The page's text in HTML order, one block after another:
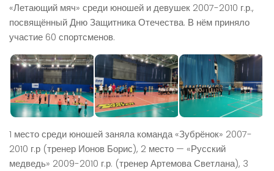
«Летающий мяч» среди юношей и девушек 2007-2010 г.р.,
посвящённый Дню Защитника Отечества. В нём приняло
участие 60 спортсменов.
1 место среди юношей заняла команда «Зубрёнок» 2007-
2010 г.р (тренер Ионов Борис), 2 место — «Русский
медведь» 2009-2010 г.р. (тренер Артемова Светлана), 3